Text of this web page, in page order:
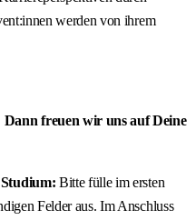
werden von ihrem
freuen wir uns auf Deine
Bitte fülle im ersten
Felder aus. Im Anschluss